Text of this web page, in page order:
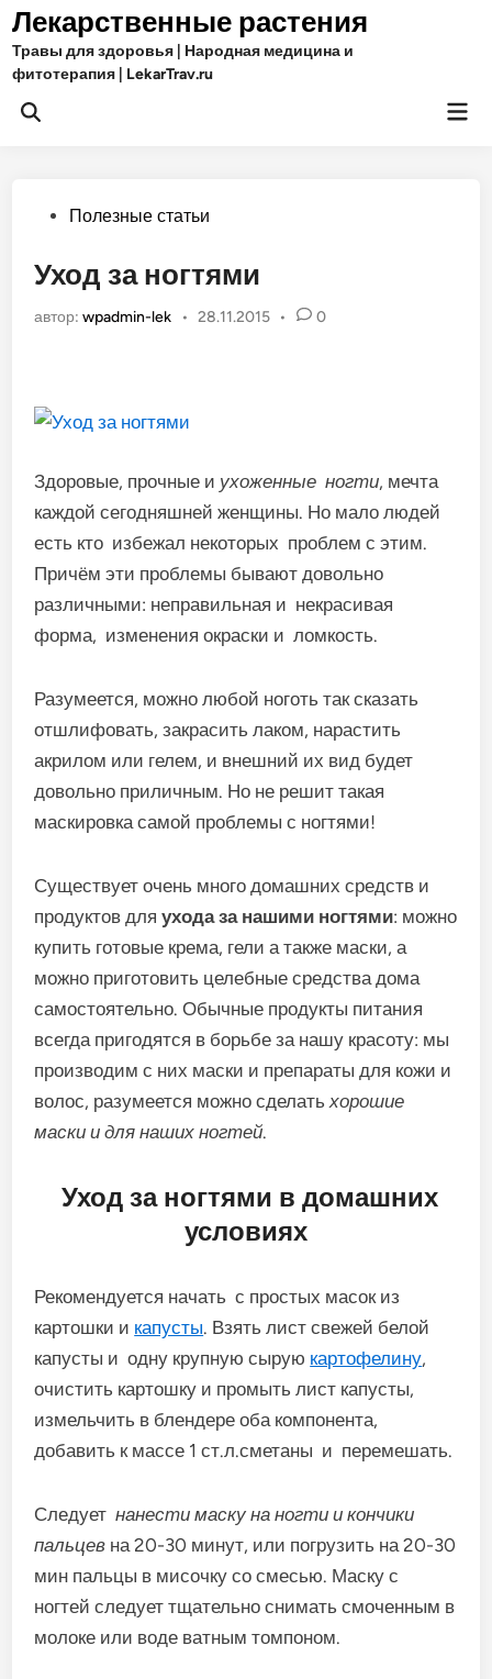
Перейти
содержимому
Лекарственные растения
Травы для здоровья | Народная медицина и
фитотерапия | LekarTrav.ru
Открыть
Опубликовано
Полезные статьи
Уход за ногтями
автор:wpadmin-lek • 28.11.2015 • 0
Здоровые, прочные и ухоженные ногти, мечта
каждой сегодняшней женщины. Но мало людей
есть кто избежал некоторых проблем с этим.
Причём эти проблемы бывают довольно
различными: неправильная и некрасивая
форма, изменения окраски и ломкость.
Разумеется, можно любой ноготь так сказать
отшлифовать, закрасить лаком, нарастить
акрилом или гелем, и внешний их вид будет
довольно приличным. Но не решит такая
маскировка самой проблемы с ногтями!
Существует очень много домашних средств и
продуктов дляухода за нашими ногтями: можно
купить готовые крема, гели а также маски, а
можно приготовить целебные средства дома
самостоятельно. Обычные продукты питания
всегда пригодятся в борьбе за нашу красоту: мы
производим с них маски и препараты для кожи и
волос, разумеется можно сделатьхорошие
маски и для наших ногтей.
Уход за ногтями в домашних
условиях
Рекомендуется начать с простых масок из
картошки и капусты. Взять лист свежей белой
капусты и одну крупную сырую картофелину,
очистить картошку и промыть лист капусты,
измельчить в блендере оба компонента,
добавить к массе 1 ст.л.сметаны и перемешать.
Следуетнанести маску на ногти и кончики
пальцев на 20-30 минут, или погрузить на 20-30
мин пальцы в мисочку со смесью. Маску с
ногтей следует тщательно снимать смоченным в
молоке или воде ватным томпоном.